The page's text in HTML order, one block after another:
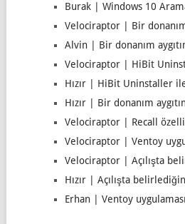
Burak | Windows 10
Velociraptor | Bir donanım
Alvin | Bir donanım
Velociraptor | HiBit
Hızır | HiBit Uninstaller
Hızır | Bir donanım
Velociraptor | Recall
Velociraptor | Ventoy
Velociraptor | Açılışta
Hızır | Açılışta
Erhan | Ventoy